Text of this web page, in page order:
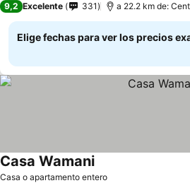
9,2 Excelente 331 a 22.2 km de:
Elige fechas para ver los precios
Casa o apartamento entero
Casa WamaniVer precios